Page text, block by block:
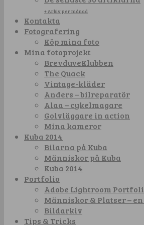
+ Arkiv per månad
Kontakta
Fotografering
Köp mina foto
Mina fotoprojekt
BrevduveKlubben
The Quack
Vintage-kläder
Anders – bilreparatör
Alaa – cykelmagare
Golvläggare in action
Mina kameror
Kuba 2014
Bilarna på Kuba
Människor på Kuba
Kuba 2014
Portfolio
Adobe Lightroom
Människor & Platser –
Bildarkiv
Tips & Tricks